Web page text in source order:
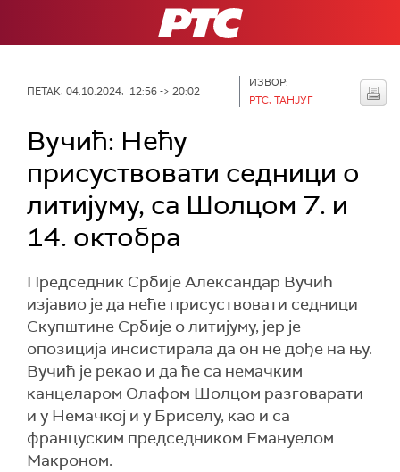
РТС
ПЕТАК, 04.10.2024, 12:56 -> 20:02
ИЗВОР:
РТС, ТАНЈУГ
Вучић: Нећу
присуствовати седници о
литијуму, са Шолцом 7. и
14. октобра
Председник Србије Александар Вучић
изјавио је да неће присуствовати седници
Скупштине Србије о литијуму, јер је
опозиција инсистирала да он не дође на њу.
Вучић је рекао и да ће са немачким
канцеларом Олафом Шолцом разговарати
и у Немачкој и у Бриселу, као и са
француским председником Емануелом
Макроном.